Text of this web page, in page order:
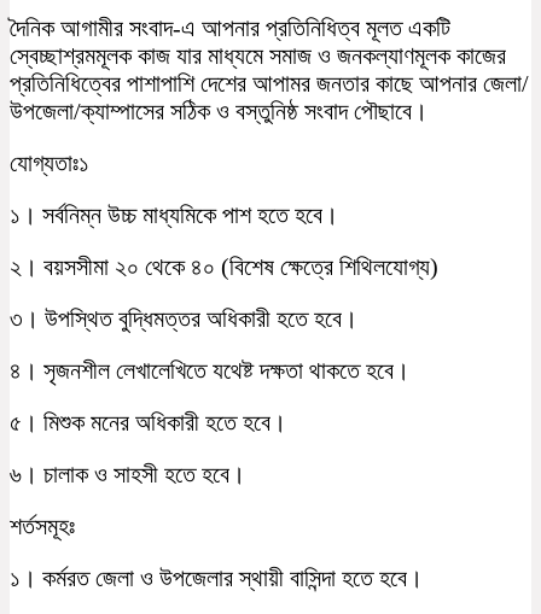
দৈনিক আগামীর সংবাদ-এ আপনার প্রতিনিধিত্ব মূলত একটি
স্বেচ্ছাশ্রমমূলক কাজ যার মাধ্যমে সমাজ ও জনকল্যাণমূলক কাজের
প্রতিনিধিত্বের পাশাপাশি দেশের আপামর জনতার কাছে আপনার জেলা/
উপজেলা/ক্যাম্পাসের সঠিক ও বস্তুনিষ্ঠ সংবাদ পৌছাবে।
যোগ্যতাঃ১
১। সর্বনিম্ন উচ্চ মাধ্যমিকে পাশ হতে হবে।
২। বয়সসীমা ২০ থেকে ৪০ (বিশেষ ক্ষেত্রে শিথিলযোগ্য)
৩। উপস্থিত বুদ্ধিমত্তর অধিকারী হতে হবে।
৪। সৃজনশীল লেখালেখিতে যথেষ্ট দক্ষতা থাকতে হবে।
৫। মিশুক মনের অধিকারী হতে হবে।
৬। চালাক ও সাহসী হতে হবে।
শর্তসমূহঃ
১। কর্মরত জেলা ও উপজেলার স্থায়ী বাসিন্দা হতে হবে।